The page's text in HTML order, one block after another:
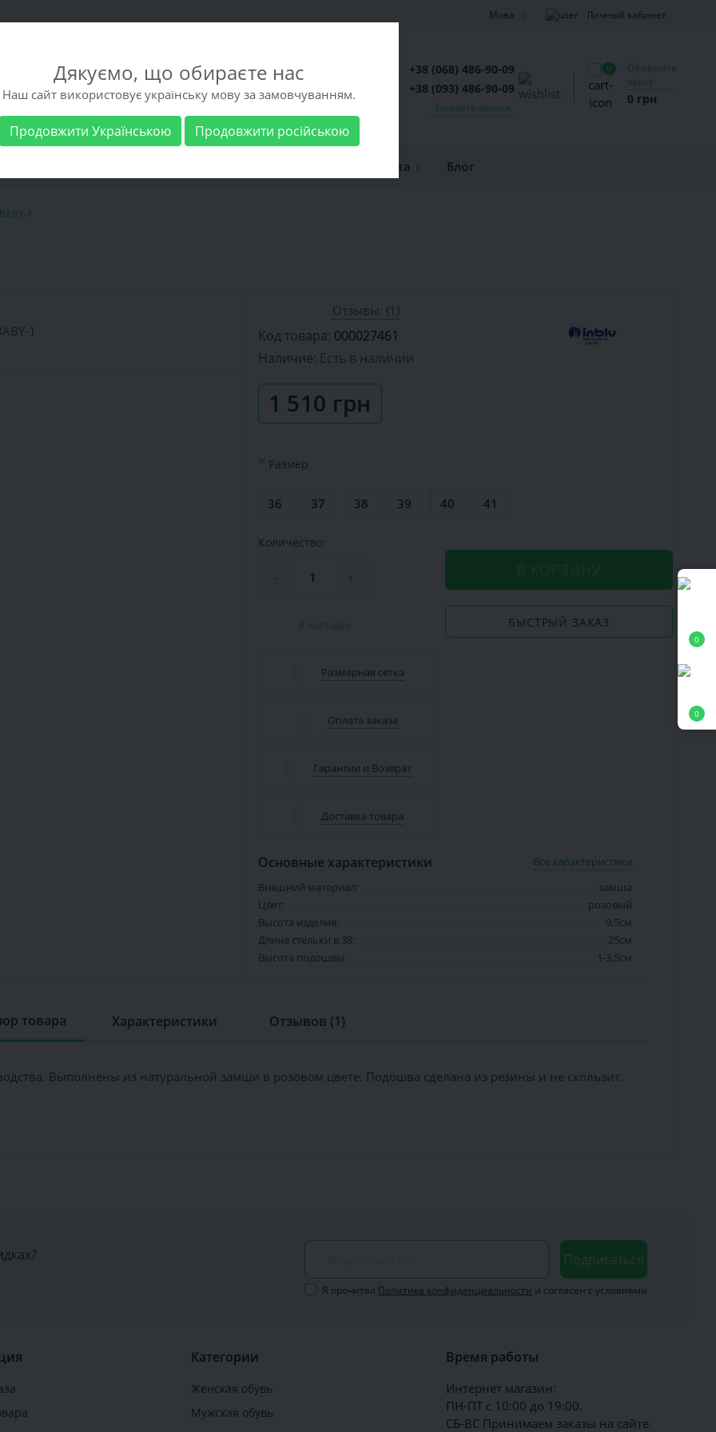
0
0
Мова Личный кабинет
+38 (068) 486-90-09
+38 (093) 486-90-09
Заказать звонок
0
Оформить
заказ
0 грн
Доставка и оплата Блог
1
Отзывы: (1)
Код товара: 000027461
Наличие: Есть в наличии
1 510 грн
* Размер
36 37 38 39 40 41
Количество:
- + В КОРЗИНУ
БЫСТРЫЙ ЗАКАЗ
Размерная сетка
Оплата заказа
Гарантии и Возврат
Доставка товара
Основные характеристики
Все характеристики
Внешний материал:
замша
Цвет:
розовый
Высота изделия:
9,5см
Длина стельки в 38:
25см
Высота подошвы:
1-3,5см
товара Характеристики Отзывов (1)
Выполнены из натуральной замши в розовом цвете. Подошва сделана из резины и не скользит.
Подписаться
Я прочитал Политика конфиденциальности и согласен с условиями
Категории
Женская обувь
Мужская обувь
Время работы
Интернет магазин:
ПН-ПТ с 10:00 до 19:00.
СБ-ВС Принимаем заказы на сайте.
Дякуємо, що обираєте нас
Наш сайт використовує українську мову за замовчуванням.
Продовжити Українською Продовжити російською